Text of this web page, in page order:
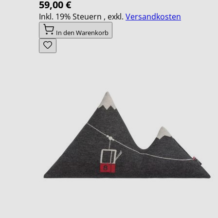
59,00 €
Inkl. 19% Steuern , exkl. Versandkosten
In den Warenkorb